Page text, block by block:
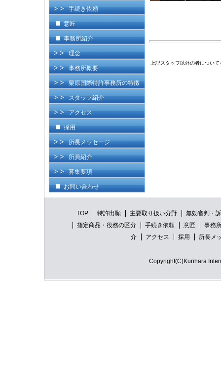
上記スタッフ以外の者につい
手続き依頼
意匠
事務所紹介
理念
事務所概要
栗原国際特許事務所の特徴
スタッフ紹介
アクセス
採用
所長メッセージ
所員紹介
募集要項
お問い合わせ
TOP 特許出願 主要取り扱い分野
無効審判・
指定商品・役務の区分
手続き依頼 意匠
事務
介
アクセス 採用 所長メ
Copyright(C)Kurihara